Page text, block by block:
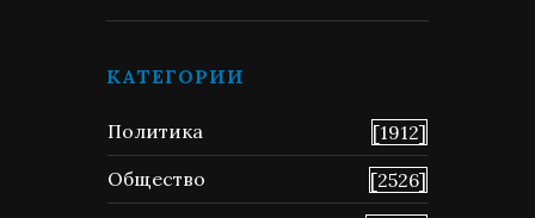
КАТЕГОРИИ
Политика
[1912]
Общество
[2526]